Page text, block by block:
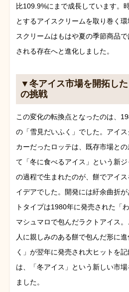
比109.9%にまで成長しています。
とするアイスクリームを取り巻く
スクリームはもはや夏の季節商品
される存在へと進化しました。
▼冬アイス市場を開拓した
の挑戦
この変化の転換点となったのは、
の「雪見だいふく」でした。アイ
カーだったロッテは、既存市場と
て「冬に食べるアイス」という新
の過程で生まれたのが、餅でアイ
イデアでした。開発には紆余曲折
トタイプは1980年に発売された「
マシュマロで包んだラクトアイス
人に親しみのある餅で包んだ形に
く」が翌年に発売され大ヒットを
は、「冬アイス」という新しい市
ました。